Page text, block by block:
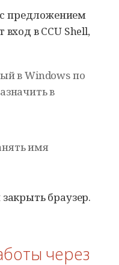
предложением
вход вCCU Shell,
в Windows по
в
имя
браузер.
через